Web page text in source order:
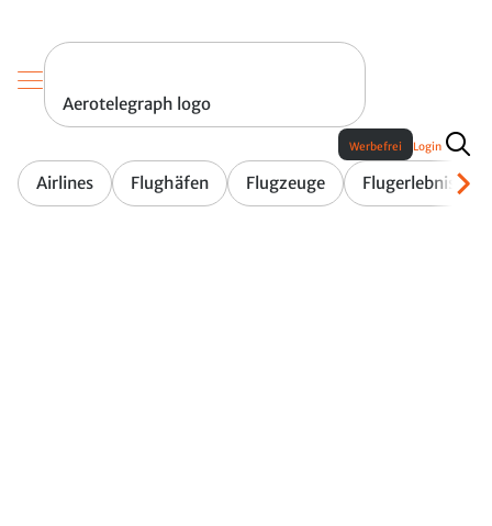
Aerotelegraph logo
Airlines Flughäfen Flugzeuge Flugerlebnis
Werbefrei Login